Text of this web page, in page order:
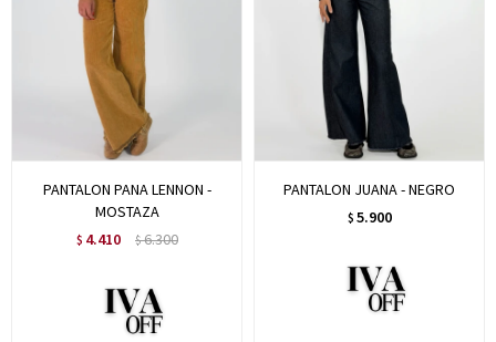
PANTALON PANA LENNON -
MOSTAZA
$ 4.410 $6.300
PANTALON JUANA - NEGRO
$ 5.900